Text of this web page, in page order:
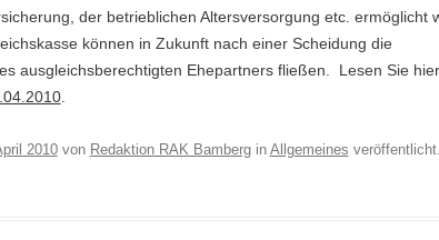
der betrieblichen Altersversorgung etc. ermöglicht
können in Zukunft nach einer Scheidung die
ausgleichsberechtigten Ehepartners fließen. Lesen Sie
.
2010von Redaktion RAK Bambergin Allgemeines veröffentlicht.